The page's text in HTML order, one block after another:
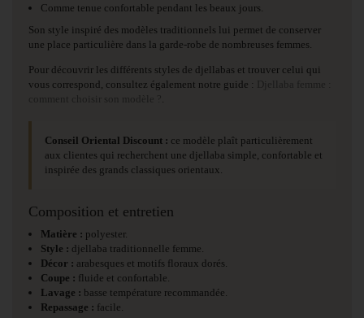
Comme tenue confortable pendant les beaux jours.
Son style inspiré des modèles traditionnels lui permet de conserver
une place particulière dans la garde-robe de nombreuses femmes.
Pour découvrir les différents styles de djellabas et trouver celui qui
vous correspond, consultez également notre guide :
Djellaba femme :
comment choisir son modèle ?
Conseil Oriental Discount : ce modèle plaît particulièrement
aux clientes qui recherchent une djellaba simple, confortable et
inspirée des grands classiques orientaux.
Composition et entretien
Matière : polyester.
Style : djellaba traditionnelle femme.
Décor : arabesques et motifs floraux dorés.
Coupe : fluide et confortable.
Lavage : basse température recommandée.
Repassage : facile.